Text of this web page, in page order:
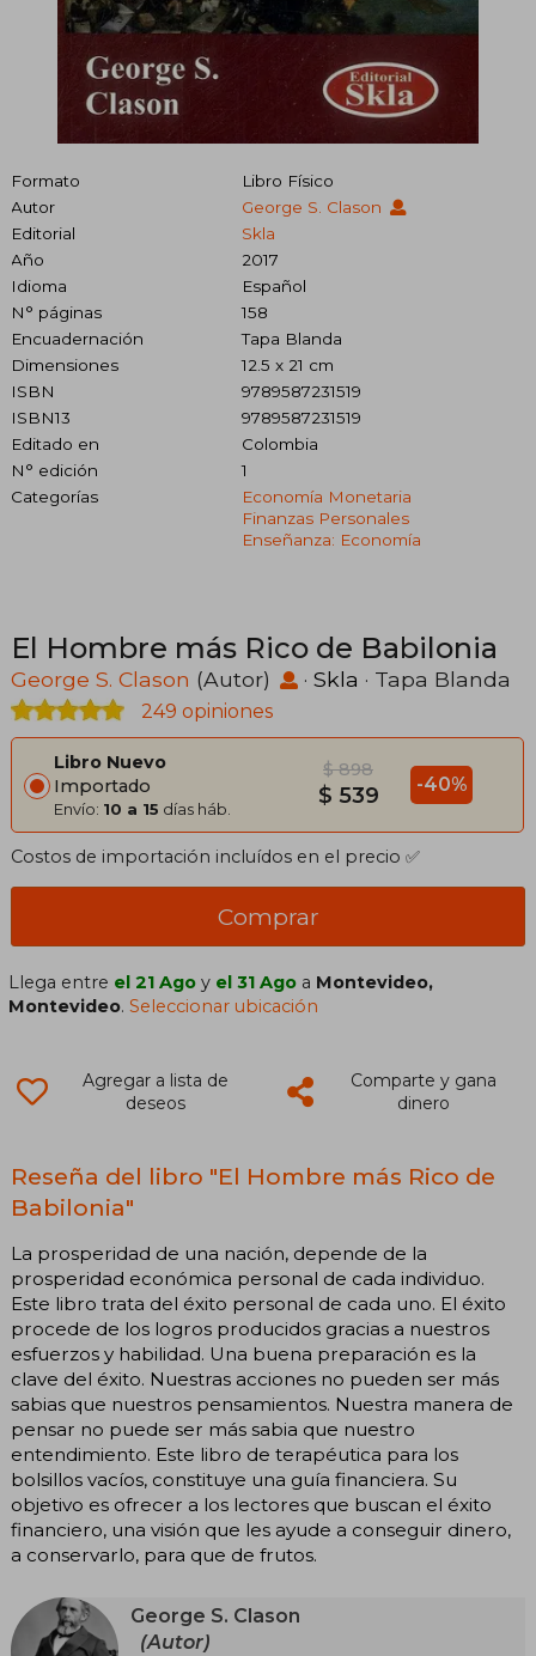
Formato
Libro Físico
Autor
George S. Clason
Editorial
Skla
Año
2017
Idioma
Español
N° páginas
158
Encuadernación
Tapa Blanda
Dimensiones
12.5 x 21 cm
ISBN
9789587231519
ISBN13
9789587231519
Editado en
Colombia
N° edición
1
Categorías
Economía Monetaria
Finanzas Personales
Enseñanza: Economía
El Hombre más Rico de Babilonia
George S. Clason (Autor) · Skla · Tapa Blanda
249 opiniones
Libro Nuevo
Importado
Envío: 10 a 15 días háb.
$ 898
$ 539 -40%
Costos de importación incluídos en el precio ✅
Comprar
Llega entre el 21 Ago y el 31 Ago a Montevideo,
Montevideo.Seleccionar ubicación
Agregar a lista de
deseos
Comparte y gana
dinero
Reseña del libro "El Hombre más Rico de
Babilonia"
La prosperidad de una nación, depende de la
prosperidad económica personal de cada individuo.
Este libro trata del éxito personal de cada uno. El éxito
procede de los logros producidos gracias a nuestros
esfuerzos y habilidad. Una buena preparación es la
clave del éxito. Nuestras acciones no pueden ser más
sabias que nuestros pensamientos. Nuestra manera de
pensar no puede ser más sabia que nuestro
entendimiento. Este libro de terapéutica para los
bolsillos vacíos, constituye una guía financiera. Su
objetivo es ofrecer a los lectores que buscan el éxito
financiero, una visión que les ayude a conseguir dinero,
a conservarlo, para que de frutos.
George S. Clason
(Autor)